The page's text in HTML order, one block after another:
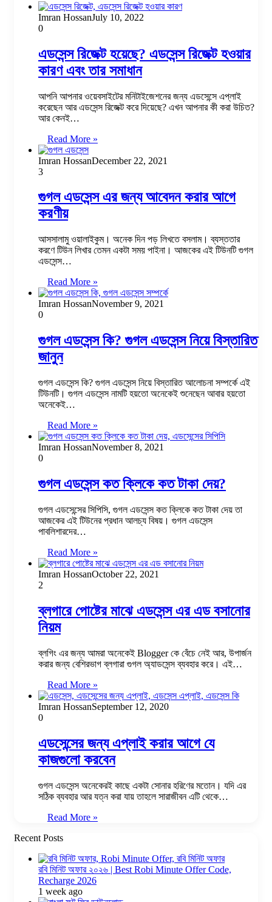
Imran HossanJuly 10, 2022
0
এডসেন্স রিজেক্ট হয়েছে? এডসেন্স রিজেক্ট হওয়ার
কারণ এবং তার সমাধান
আপনি আপনার ওয়েবসাইটের মনিটাইজেশনের জন্য এডসেন্সে এপ্লাই
করেছেন আর এডসেন্স রিজেক্ট করে দিয়েছে? এখন আপনার কী করা উচিত?
আর কেনই…
Read More »
Imran HossanDecember 22, 2021
3
গুগল এডসেন্স এর জন্য আবেদন করার আগে
করণীয়
আসসালামু ওয়ালাইকুম। অনেক দিন পড় লিখতে বসলাম। ব্যস্ততার
করণে টিউন লিখার তেমন একটা সময় পাইনা। আজকের এই টিউনটি গুগল
এডসেন্স…
Read More »
Imran HossanNovember 9, 2021
0
গুগল এডসেন্স কি? গুগল এডসেন্স নিয়ে বিস্তারিত
জানুন
গুগল এডসেন্স কি? গুগল এডসেন্স নিয়ে বিস্তারিত আলোচনা সম্পর্কে এই
টিউনটি। গুগল এডসেন্স নামটি হয়তো অনেকেই শুনেছেন আবার হয়তো
অনেকেই…
Read More »
Imran HossanNovember 8, 2021
0
গুগল এডসেন্স কত ক্লিকে কত টাকা দেয়?
গুগল এডসেন্সের সিপিসি, গুগল এডসেন্স কত ক্লিকে কত টাকা দেয় তা
আজকের এই টিউনের প্রধান আলচ্য বিষয়। গুগল এডসেন্স
পাবলিশারদের…
Read More »
Imran HossanOctober 22, 2021
2
ব্লগারে পোষ্টের মাঝে এডসেন্স এর এড বসানোর
নিয়ম
ব্লগিং এর জন্য আমরা অনেকেই Blogger কে বেঁচে নেই আর, উপার্জন
করার জন্য বেশিরভাগ ব্লগারা গুগল অ্যাডসেন্স ব্যবহার করে। এই…
Read More »
Imran HossanSeptember 12, 2020
0
এডসেন্সের জন্য এপ্লাই করার আগে যে
কাজগুলো করবেন
গুগল এডসেন্স অনেকেরই কাছে একটা সোনার হরিণের মতোন। যদি এর
সঠিক ব্যবহার আর যত্ন করা যায় তাহলে সারাজীবন এটি থেকে…
Read More »
Recent Posts
রবি মিনিট অফার ২০২৬ | Best Robi Minute Offer Code,
Recharge 2026
1 week ago